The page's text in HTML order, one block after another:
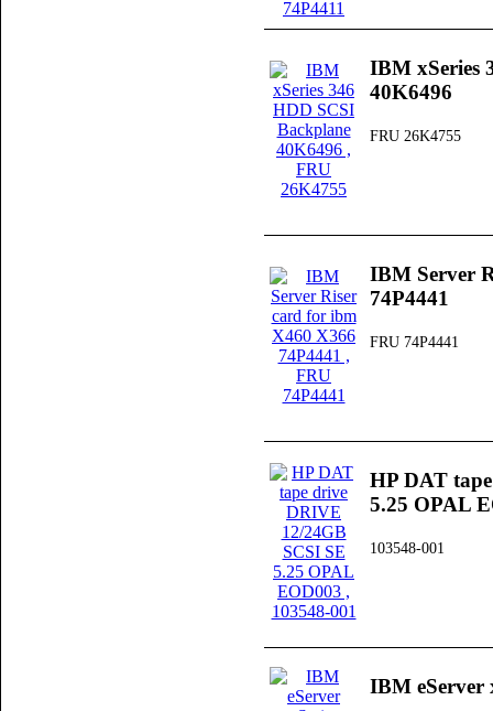
IBM xSeries
40K6496
FRU 26K4755
IBM Server
74P4441
FRU 74P4441
HP DAT
5.25 OPAL
103548-001
IBM eServer